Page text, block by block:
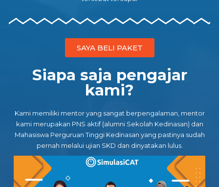
SAYA BELI PAKET
Siapa saja pengajar
kami?
Kami memiliki mentor yang sangat berpengalaman, mentor
kami merupakan PNS aktif (alumni Sekolah Kedinasan) dan
Mahasiswa Perguruan Tinggi Kedinasan yang pastinya sudah
pernah melalui ujian SKD dan dinyatakan lulus.